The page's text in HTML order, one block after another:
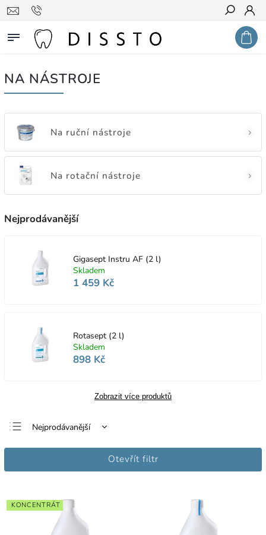
Hledat
NA NÁSTROJE
Na ruční nástroje
Na rotační nástroje
Nejprodávanější
Gigasept Instru AF (2 l)
Skladem
1 459 Kč
Rotasept (2 l)
Skladem
898 Kč
Zobrazit více produktů
Nejprodávanější
Nejlevnější
Otevřít filtr
KONCENTRÁT